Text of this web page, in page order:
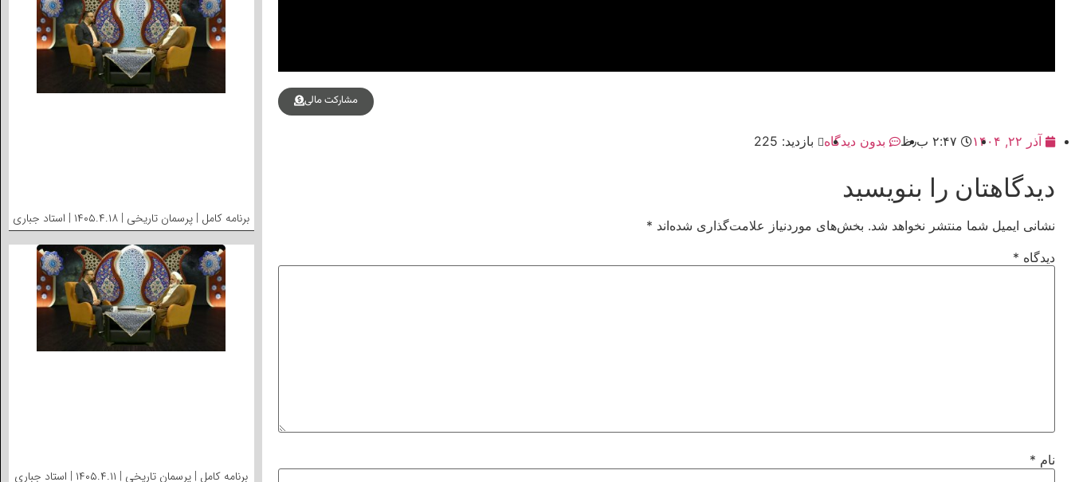
مشارکت مالی
آذر ۲۲, ۱۴۰۴ ۲:۴۷ ب٫ظ بدون دیدگاه بازدید: 225
دیدگاهتان را بنویسید
نشانی ایمیل شما منتشر نخواهد شد. بخش‌های موردنیاز علامت‌گذاری شده‌اند *
دیدگاه *
نام *
برنامه کامل | پرسمان تاریخی | ۱۴۰۵.۴.۱۸ | استاد جباری
برنامه کامل | پرسمان تاریخی | ۱۴۰۵.۴.۱۱ | استاد جباری